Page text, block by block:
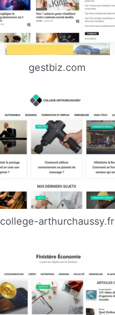
gestbiz.com
college-arthurchaussy.fr